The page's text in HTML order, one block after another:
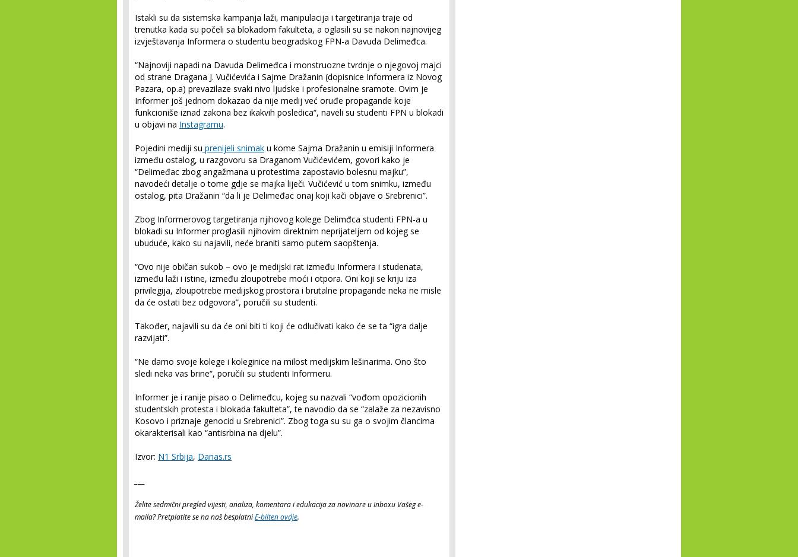
Istakli su da sistemska kampanja laži, manipulacija i targetiranja traje od
trenutka kada su počeli sa blokadom fakulteta, a oglasili su se nakon najnovijeg
izvještavanja Informera o studentu beogradskog FPN-a Davuda Delimeđca.
“Najnoviji napadi na Davuda Delimeđca i monstruozne tvrdnje o njegovoj majci
od strane Dragana J. Vučićevića i Sajme Dražanin (dopisnice Informera iz Novog
Pazara, op.a) prevazilaze svaki nivo ljudske i profesionalne sramote. Ovim je
Informer još jednom dokazao da nije medij već oruđe propagande koje
funkcioniše iznad zakona bez ikakvih posledica“, naveli su studenti FPN u blokadi
u objavi na Instagramu.
Pojedini mediji su prenijeli snimak u kome Sajma Dražanin u emisiji Informera
između ostalog, u razgovoru sa Draganom Vučićevićem, govori kako je
“Delimeđac zbog angažmana u protestima zapostavio bolesnu majku”,
navodeći detalje o tome gdje se majka liječi. Vučićević u tom snimku, između
ostalog, pita Dražanin “da li je Delimeđac onaj koji kači objave o Srebrenici”.
Zbog Informerovog targetiranja njihovog kolege Delimđca studenti FPN-a u
blokadi su Informer proglasili njihovim direktnim neprijateljem od kojeg se
ubuduće, kako su najavili, neće braniti samo putem saopštenja.
“Ovo nije običan sukob – ovo je medijski rat između Informera i studenata,
između laži i istine, između zloupotrebe moći i otpora. Oni koji se kriju iza
privilegija, zloupotrebe medijskog prostora i brutalne propagande neka ne misle
da će ostati bez odgovora”, poručili su studenti.
Također, najavili su da će oni biti ti koji će odlučivati kako će se ta “igra dalje
razvijati”.
“Ne damo svoje kolege i koleginice na milost medijskim lešinarima. Ono što
sledi neka vas brine“, poručili su studenti Informeru.
Informer je i ranije pisao o Delimeđcu, kojeg su nazvali “vođom opozicionih
studentskih protesta i blokada fakulteta”, te navodio da se “zalaže za nezavisno
Kosovo i priznaje genocid u Srebrenici”. Zbog toga su su ga o svojim člancima
okarakterisali kao “antisrbina na djelu”.
Izvor: N1 Srbija, Danas.rs
Želite sedmični pregled vijesti, analiza, komentara i edukacija za novinare u Inboxu Vašeg e-
maila? Pretplatite se na naš besplatniE-bilten ovdje.